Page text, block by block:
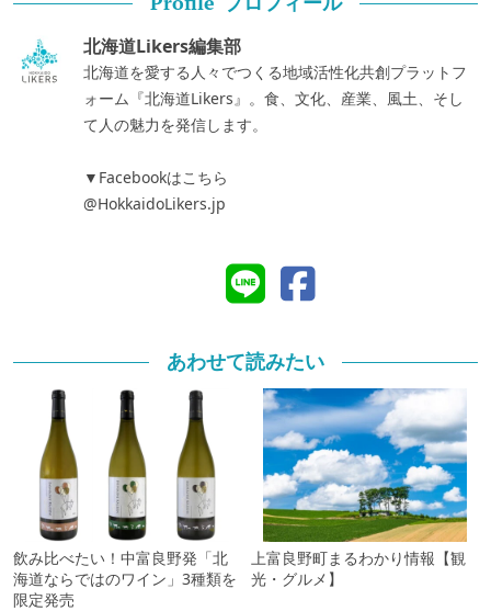
北海道Likers編集部
北海道を愛する人々でつくる地域活性化共創プラットフ
ォーム『北海道Likers』。食、文化、産業、風土、そし
て人の魅力を発信します。
▼Facebookはこちら
@HokkaidoLikers.jp
あわせて読みたい
飲み比べたい！中富良野発「北
海道ならではのワイン」3種類を
限定発売
上富良野町まるわかり情報【観
光・グルメ】